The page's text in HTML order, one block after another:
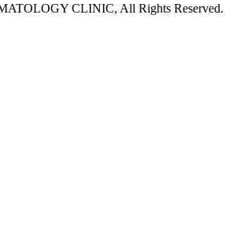
CLINIC, All Rights Reserved.